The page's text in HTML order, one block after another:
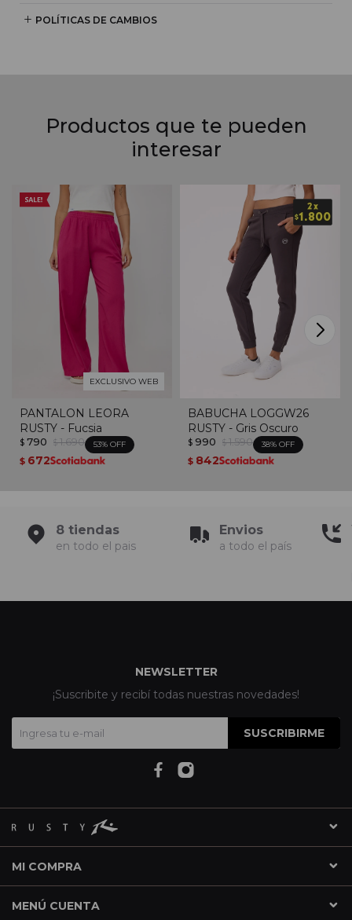
POLÍTICAS DE CAMBIOS
Productos que te pueden
interesar
EXCLUSIVO WEB
PANTALON LEORA
RUSTY - Fucsia
$ 790 $ 1.690 53
$ 672
BABUCHA LOGGW26
RUSTY - Gris Oscuro
$ 990 $ 1.590 38
$ 842
8 tiendas
en todo el pais
Envios
a todo el país
MI COMPRA
MENÚ CUENTA
NEWSLETTER
¡Suscribite y recibí todas nuestras novedades!
SUSCRIBIRME